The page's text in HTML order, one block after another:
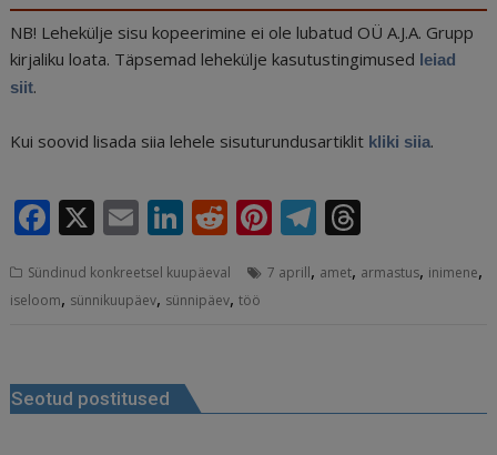
NB! Lehekülje sisu kopeerimine ei ole lubatud OÜ A.J.A. Grupp
kirjaliku loata. Täpsemad lehekülje kasutustingimused leiad
siit.
Kui soovid lisada siia lehele sisuturundusartiklit kliki siia.
F
c
e
o
o
X E
ai
Li
k
e
n
R
d
di
Pi
te
T
e r
s
Sündinud konkreetsel kuupäeval 7 aprill, amet, armastus, inimene,
iseloom, sünnikuupäev, sünnipäev,töö
Seotud postitused